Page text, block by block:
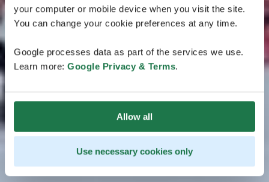
your computer or mobile device when you visit the site.
You can change your cookie preferences at any time.
Google processes data as part of the services we use.
Learn more: Google Privacy & Terms.
Allow all
Use necessary cookies only